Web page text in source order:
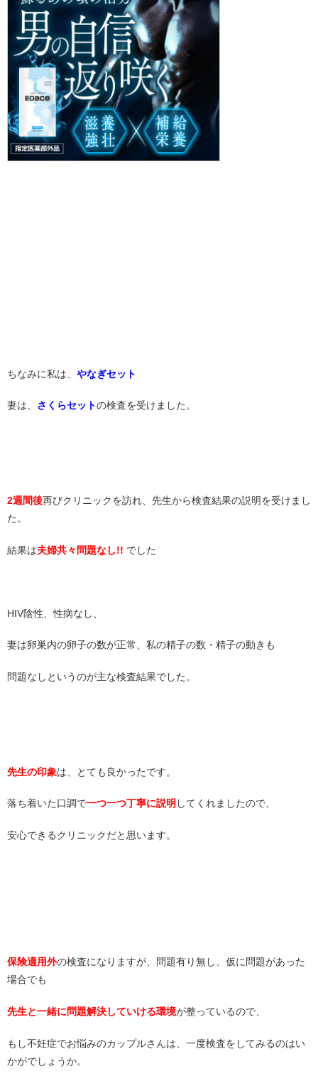
ちなみに私は、 やなぎセット
妻は、 さくらセットの検査を受けました。
2週間後再びクリニックを訪れ、先生から検査結果の説明を受けまし
た。
結果は夫婦共々問題なし!! でした
HIV陰性、性病なし、
妻は卵巣内の卵子の数が正常、私の精子の数・精子の動きも
問題なしというのが主な検査結果でした。
先生の印象は、とても良かったです。
落ち着いた口調で一つ一つ丁寧に説明 してくれましたので、
安心できるクリニックだと思います。
保険適用外の検査になりますが、問題有り無し、仮に問題があった
場合でも
先生と一緒に問題解決していける環境が整っているので、
もし不妊症でお悩みのカップルさんは、一度検査をしてみるのはい
かがでしょうか。